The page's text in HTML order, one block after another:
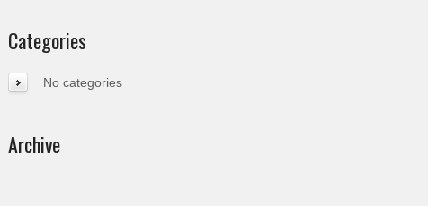
Categories
No categories
Archive